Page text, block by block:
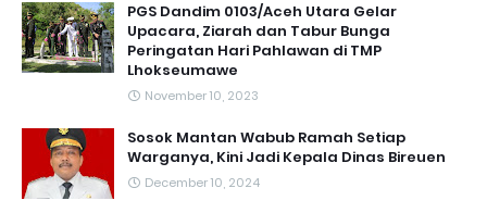
PGS Dandim 0103/Aceh Utara Gelar
Upacara, Ziarah dan Tabur Bunga
Peringatan Hari Pahlawan di TMP
Lhokseumawe
November 10, 2023
Sosok Mantan Wabub Ramah Setiap
Warganya, Kini Jadi Kepala Dinas Bireuen
December 10, 2024